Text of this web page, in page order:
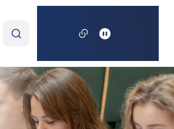
wyszukiwaną